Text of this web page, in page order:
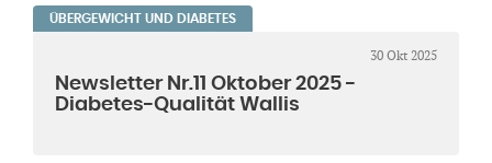
ÜBERGEWICHT UND DIABETES
30 Okt 2025
Newsletter Nr.11 Oktober 2025 -
Diabetes-Qualität Wallis